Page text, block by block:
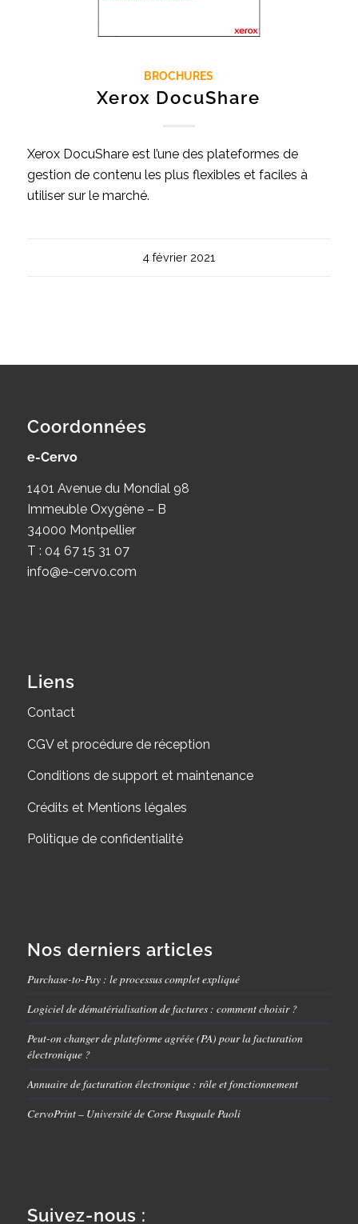
BROCHURES
Xerox DocuShare
Xerox DocuShare est l’une des plateformes de
gestion de contenu les plus flexibles et faciles à
utiliser sur le marché.
4 février 2021
Coordonnées
e-Cervo
1401 Avenue du Mondial 98
Immeuble Oxygène – B
34000 Montpellier
T : 04 67 15 31 07
info@e-cervo.com
Liens
Contact
CGV et procédure de réception
Conditions de support et maintenance
Crédits et Mentions légales
Politique de confidentialité
Nos derniers articles
Purchase-to-Pay : le processus complet expliqué
Logiciel de dématérialisation de factures : comment choisir ?
Peut-on changer de plateforme agréée (PA) pour la facturation
électronique ?
Annuaire de facturation électronique : rôle et fonctionnement
CervoPrint – Université de Corse Pasquale Paoli
Suivez-nous :